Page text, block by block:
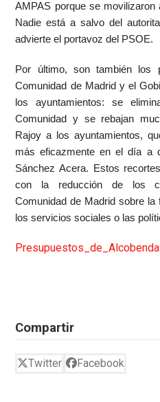
AMPAS porque se
Nadie está a salvo del
advierte el portavoz del PSOE.
Por último, son también los
Comunidad de Madrid y el
los ayuntamientos: se
Comunidad y se rebajan
Rajoy a los ayuntamientos,
más eficazmente en el día a
Sánchez Acera. Estos
con la reducción de los
Comunidad de Madrid sobre
los servicios sociales o las
Compartir
Twitter Facebook